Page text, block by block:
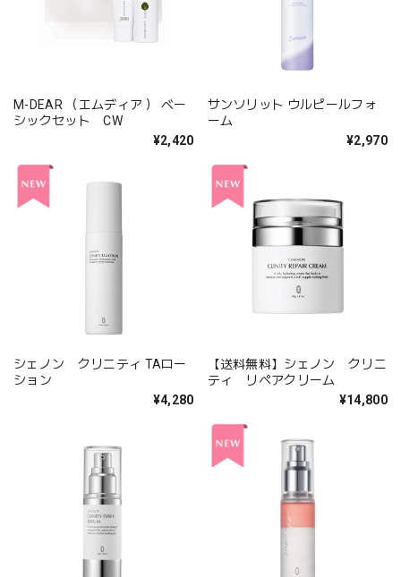
M-DEAR （エムディア ） ベー
シックセット CW
¥2,420
サンソリット ウルピールフォ
ーム
¥2,970
シェノン クリニティ TAロー
ション
¥4,280
【送料無料】シェノン クリニ
ティ リペアクリーム
¥14,800